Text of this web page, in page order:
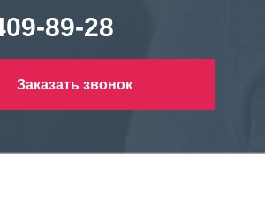
89-28
Заказать звонок